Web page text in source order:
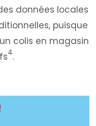
données locales
puisque
colis en magasin
4.